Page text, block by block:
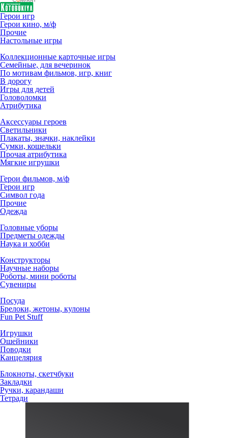
Герои игр
Герои кино, м/ф
Прочие
Настольные игры
Коллекционные карточные игры
Семейные, для вечеринок
По мотивам фильмов, игр, книг
В дорогу
Игры для детей
Головоломки
Атрибутика
Аксессуары героев
Светильники
Плакаты, значки, наклейки
Сумки, кошельки
Прочая атрибутика
Мягкие игрушки
Герои фильмов, м/ф
Герои игр
Символ года
Прочие
Одежда
Головные уборы
Предметы одежды
Наука и хобби
Конструкторы
Научные наборы
Роботы, мини роботы
Сувениры
Посуда
Брелоки, жетоны, кулоны
Fun Pet Stuff
Игрушки
Ошейники
Поводки
Канцелярия
Блокноты, скетчбуки
Закладки
Ручки, карандаши
Тетради